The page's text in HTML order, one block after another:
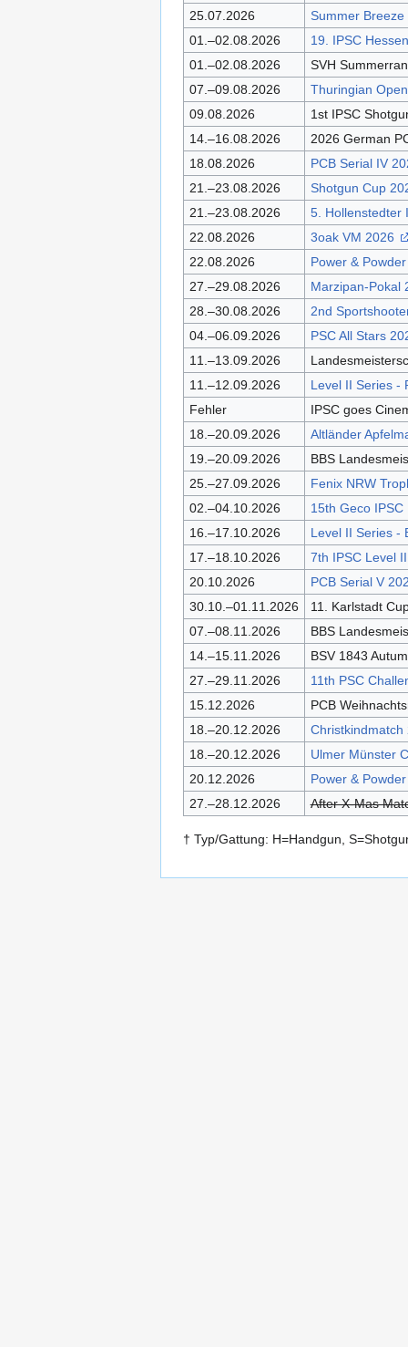
25.07.2026
Summer
01.–02.08.2026
19. IPSC
01.–02.08.2026
SVH
07.–09.08.2026
Thuringian
09.08.2026
1st IPSC
14.–16.08.2026
2026 German
18.08.2026
PCB Serial IV
21.–23.08.2026
Shotgun Cup
21.–23.08.2026
5. Hollenstedter
22.08.2026
3oak VM 2026
22.08.2026
Power &
27.–29.08.2026
Marzipan-Pokal
28.–30.08.2026
2nd
04.–06.09.2026
PSC All Stars
11.–13.09.2026
11.–12.09.2026
Level II Series -
Fehler
IPSC goes
18.–20.09.2026
Altländer
19.–20.09.2026
BBS
25.–27.09.2026
Fenix NRW
02.–04.10.2026
15th Geco
16.–17.10.2026
Level II Series -
17.–18.10.2026
7th IPSC Level
20.10.2026
PCB Serial V
30.10.–01.11.2026
11. Karlstadt
07.–08.11.2026
BBS
14.–15.11.2026
BSV 1843
27.–29.11.2026
11th PSC
15.12.2026
PCB
18.–20.12.2026
18.–20.12.2026
Ulmer Münster
20.12.2026
Power &
27.–28.12.2026
After X-Mas
† Typ/Gattung: H=Handgun,